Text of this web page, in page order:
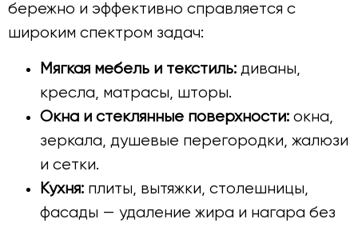
бережно и эффективно справляется с
широким спектром задач:
Мягкая мебель и текстиль: диваны,
кресла, матрасы, шторы.
Окна и стеклянные поверхности: окна,
зеркала, душевые перегородки, жалюзи
и сетки.
Кухня: плиты, вытяжки, столешницы,
фасады — удаление жира и нагара без